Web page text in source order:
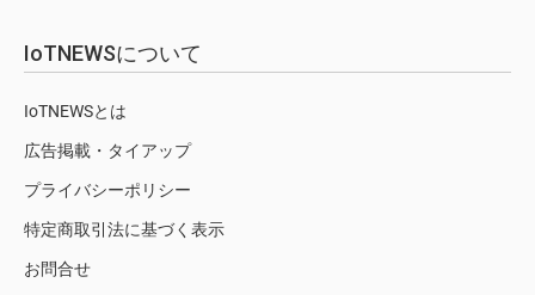
IoTNEWSについて
IoTNEWSとは
広告掲載・タイアップ
プライバシーポリシー
特定商取引法に基づく表示
お問合せ